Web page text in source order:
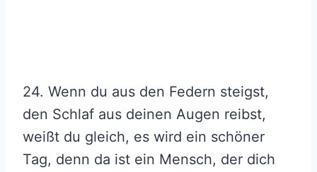
24. Wenn du aus den Federn steigst,
den Schlaf aus deinen Augen reibst,
weißt du gleich, es wird ein schöner
Tag, denn da ist ein Mensch, der dich